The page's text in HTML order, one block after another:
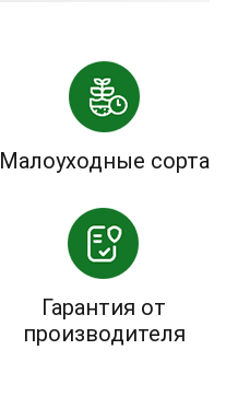
Малоуходные сорта
Гарантия от
производителя